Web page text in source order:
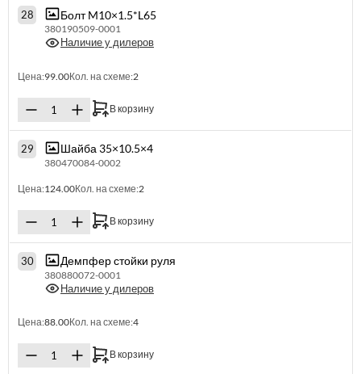
28 Болт M10×1.5*L65
380190509-0001
Наличие у дилеров
Цена:99.00Кол. на схеме:2
В корзину
29 Шайба 35×10.5×4
380470084-0002
Цена:124.00Кол. на схеме:2
В корзину
30 Демпфер стойки руля
380880072-0001
Наличие у дилеров
Цена:88.00Кол. на схеме:4
В корзину